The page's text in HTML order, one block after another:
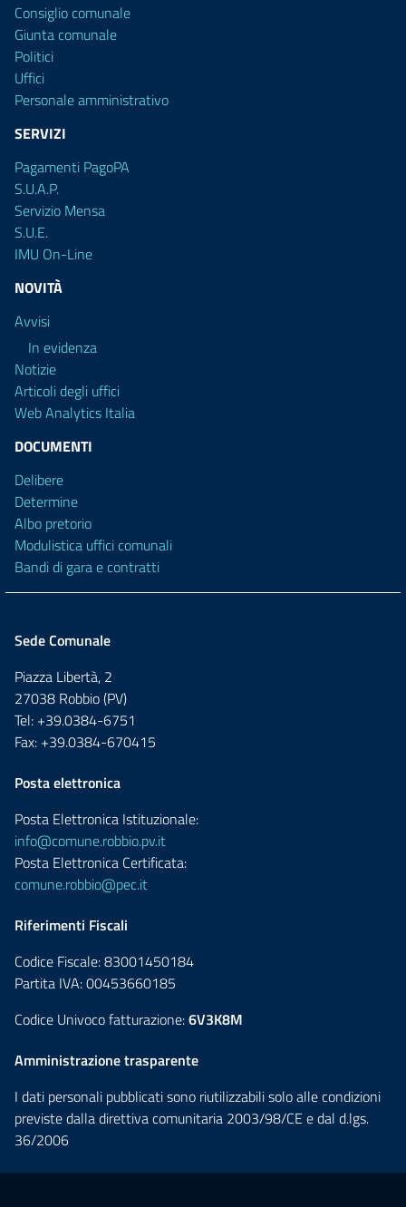
Consiglio comunale
Giunta comunale
Politici
Uffici
Personale amministrativo
SERVIZI
Pagamenti PagoPA
S.U.A.P.
Servizio Mensa
S.U.E.
IMU On-Line
NOVITÀ
Avvisi
In evidenza
Notizie
Articoli degli uffici
Web Analytics Italia
DOCUMENTI
Delibere
Determine
Albo pretorio
Modulistica uffici comunali
Bandi di gara e contratti
Sede Comunale
Piazza Libertà, 2
27038 Robbio (PV)
Tel: +39.0384-6751
Fax: +39.0384-670415
Posta elettronica
Posta Elettronica Istituzionale:
info@comune.robbio.pv.it
Posta Elettronica Certificata:
comune.robbio@pec.it
Riferimenti Fiscali
Codice Fiscale: 83001450184
Partita IVA: 00453660185
Codice Univoco fatturazione:6V3K8M
Amministrazione trasparente
I dati personali pubblicati sono riutilizzabili solo alle condizioni
previste dalla direttiva comunitaria 2003/98/CE e dal d.lgs.
36/2006